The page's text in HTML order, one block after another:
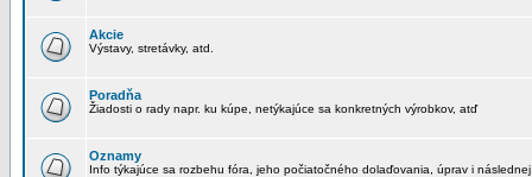
Akcie
Výstavy, stretávky, atd.
Poradňa
Žiadosti o rady napr. ku kúpe, netýkajúce sa konkretných výrobkov, atď
Oznamy
Info týkajúce sa rozbehu fóra, jeho počiatočného dolaďovania, úprav i